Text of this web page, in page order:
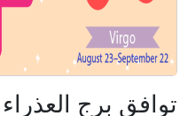
توافق برج